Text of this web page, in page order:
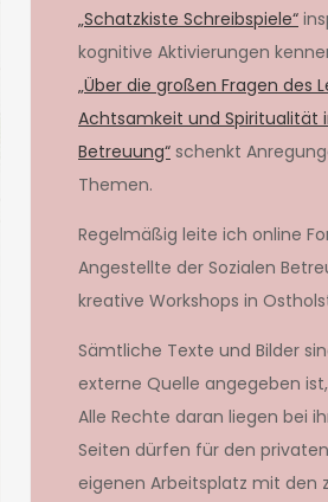
„Schatzkiste Schreibspiele“
kognitive Aktivierungen
„Über die großen Fragen des
Achtsamkeit und Spiritualität
Betreuung“ schenkt
Themen.
Regelmäßig leite ich online
Angestellte der Sozialen
kreative Workshops in
Sämtliche Texte und Bilder
externe Quelle angegeben
Alle Rechte daran liegen bei
Seiten dürfen für den
eigenen Arbeitsplatz mit den